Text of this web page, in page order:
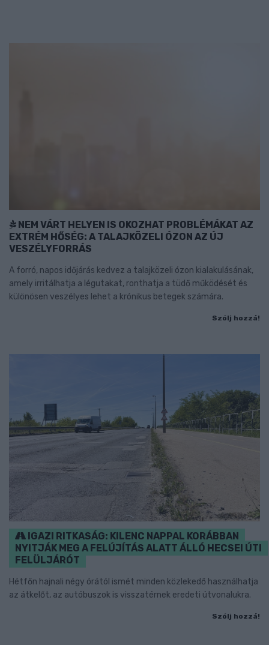
NEM VÁRT HELYEN IS OKOZHAT PROBLÉMÁKAT AZ
EXTRÉM HŐSÉG: A TALAJKÖZELI ÓZON AZ ÚJ
VESZÉLYFORRÁS
A forró, napos időjárás kedvez a talajközeli ózon kialakulásának,
amely irritálhatja a légutakat, ronthatja a tüdő működését és
különösen veszélyes lehet a krónikus betegek számára.
Szólj hozzá!
IGAZI RITKASÁG: KILENC NAPPAL KORÁBBAN
NYITJÁK MEG A FELÚJÍTÁS ALATT ÁLLÓ HECSEI ÚTI
FELÜLJÁRÓT
Hétfőn hajnali négy órától ismét minden közlekedő használhatja
az átkelőt, az autóbuszok is visszatérnek eredeti útvonalukra.
Szólj hozzá!